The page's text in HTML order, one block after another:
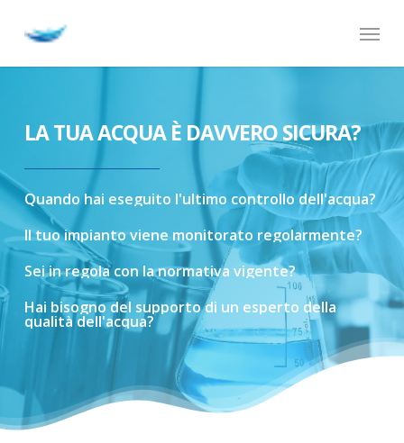
Menu
LA TUA ACQUA È DAVVERO SICURA?
Quando hai eseguito l'ultimo controllo dell'acqua?
Il tuoimpianto viene monitorato regolarmente?
Seiinregola con lanormativa vigente?
Hai bisognodel supportodi un esperto della
qualitàdell'acqua?